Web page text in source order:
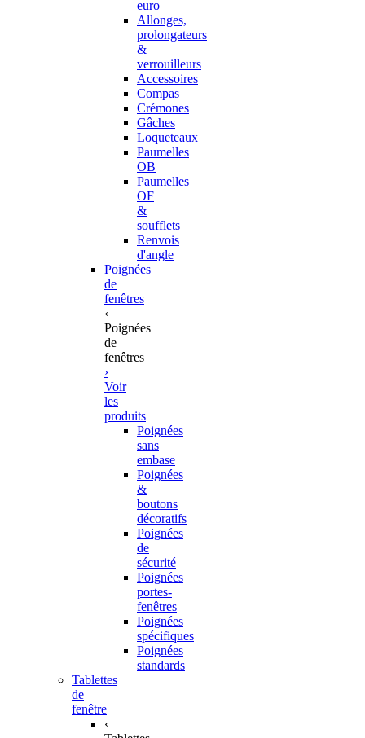
euro
Allonges,
prolongateurs
&
verrouilleurs
Accessoires
Compas
Crémones
Gâches
Loqueteaux
Paumelles
OB
Paumelles
OF
&
soufflets
Renvois
d'angle
Poignées
de
fenêtres
‹
Poignées
de
fenêtres
›
Voir
les
produits
Poignées
sans
embase
Poignées
&
boutons
décoratifs
Poignées
de
sécurité
Poignées
portes-
fenêtres
Poignées
spécifiques
Poignées
standards
Tablettes
de
fenêtre
‹